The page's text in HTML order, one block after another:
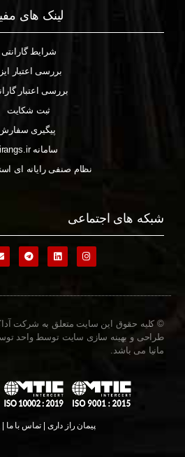
لینک های
شرایط گارانتی
بررسی اعتبار
بررسی اعتبار
ثبت شکایت
پیگیری
سامانه irangs.ir
نظام صنفی رایانه ای
شبکه های اجتماعی
© کلیه حقوق این سایت متعلق به شرکت
طراحی و بهینه سازی سایت توسط واحد
مانیا می باشد.
پیمان راز داری | تماس با ما